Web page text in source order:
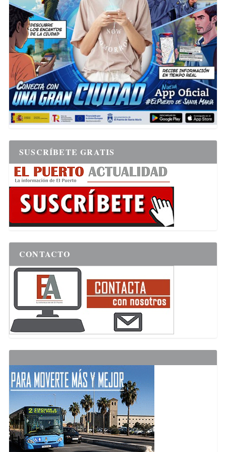
SUSCRÍBETE GRATIS
CONTACTO